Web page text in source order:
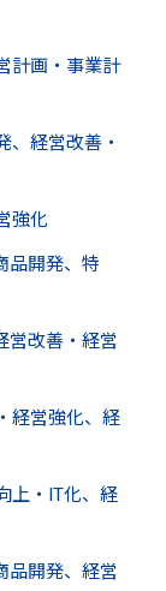
計画・事業計
、経営改善・
強化
品開発、特
営改善・経営
経営強化、経
上・IT化、経
品開発、経営